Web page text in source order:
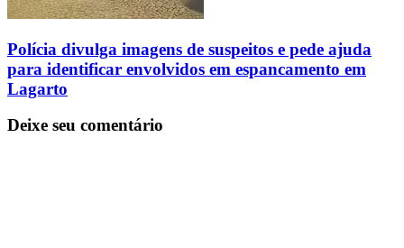
Polícia divulga imagens de suspeitos e pede ajuda
para identificar envolvidos em espancamento em
Lagarto
Deixe seu comentário